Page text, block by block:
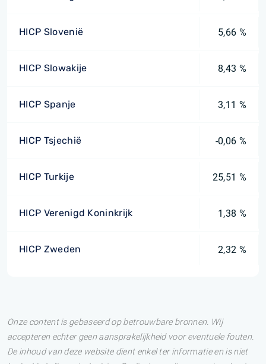
HICP Slovenië 5,66 %
HICP Slowakije 8,43 %
HICP Spanje 3,11 %
HICP Tsjechië -0,06 %
HICP Turkije 25,51 %
HICP Verenigd Koninkrijk 1,38 %
HICP Zweden 2,32 %
Onze content is gebaseerd op betrouwbare bronnen. Wij
accepteren echter geen aansprakelijkheid voor eventuele fouten.
De inhoud van deze website dient enkel ter informatie en is niet